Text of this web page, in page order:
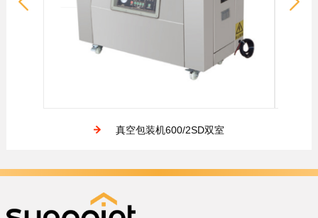
真空包装机600/2SD双室